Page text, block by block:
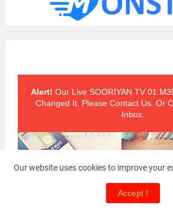
Alert! Our Live SOORIYAN TV 01
Changed It. Please Contact Us. Or
Inbox.
Our website uses cookies to improve your
Accept !